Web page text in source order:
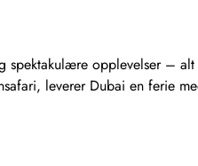
spektakulære opplevelser –
leverer Dubai en ferie